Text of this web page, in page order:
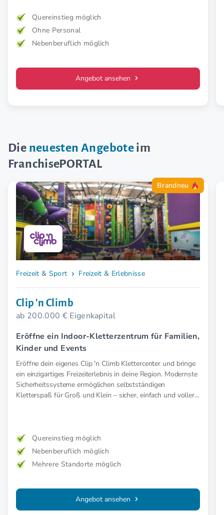
Konzept.Quereinstieg möglich
Ohne Personal
Nebenberuflich möglich
Angebot ansehen
Die neuesten Angeboteim
FranchisePORTAL
Brandneu
Freizeit & Sport Freizeit & Erlebnisse
Clip 'n Climb
ab 200.000 € Eigenkapital
Eröffne ein Indoor-Kletterzentrum für Familien,
Kinder und Events
Eröffne dein eigenes Clip 'n Climb Klettercenter und bringe
ein einzigartiges Freizeiterlebnis in deine Region. Modernste
Sicherheitssysteme ermöglichen selbstständigen
Kletterspaß für Groß und Klein – sicher, einfach und voller
Quereinstieg möglich
Nebenberuflich möglich
Mehrere Standorte möglich
Angebot ansehen